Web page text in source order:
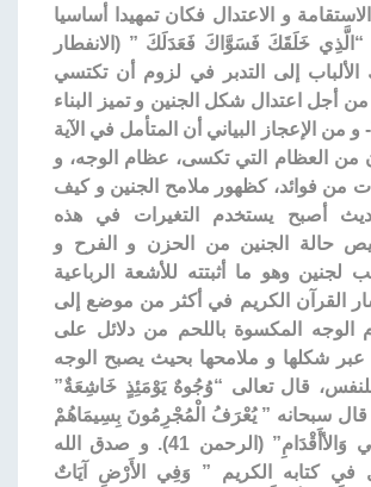
و الاعتدال فكان تمهيدا أساسيا
“الَّذِي خَلَقَكَ فَسَوَّاكَ فَعَدَلَكَ ” (الانفطار
الألباب إلى التدبر في لزوم أن تكتسي
من أجل اعتدال شكل الجنين و تميز البناء
الإنساني لديه7- و من الإعجاز البياني أن المتأمل في الآية
من العظام التي تكسى، عظام الوجه، و
من فوائد، كظهور ملامح الجنين و كيف
أصبح يستخدم التغيرات في هذه
حالة الجنين من الحزن و الفرح و
لجنين وهو ما أثبتته للأشعة الرباعية
8- أشار القرآن الكريم في أكثر من موضع إلى
الوجه المكسوة باللحم من دلائل على
شكلها و ملامحها بحيث يصبح الوجه
قال تعالى “وُجُوهٌ يَوْمَئِذٍ خَاشِعَةٌ”
2 ) و قال سبحانه ” يُعْرَفُ الْمُجْرِمُونَ بِسِيمَاهُمْ
فَيُؤْخَذُ بِالنَّوَاصِي وَالأأَقْدَامِ” (الرحمن 41). و صدق الله
في كتابه الكريم ” وَفِي الأَرْضِ آيَاتٌ